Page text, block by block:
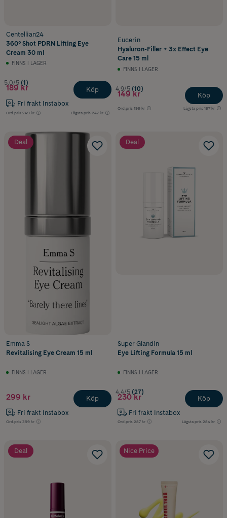
Centellian24
360º Shot PDRN Lifting Eye
Cream 30 ml
FINNS I LAGER
5.0/5 (1)
189 kr
Fri frakt Instabox
Ord.pris 249 kr Lägsta pris 247 kr
Köp
Eucerin
Hyaluron-Filler + 3x Effect Eye
Care 15 ml
FINNS I LAGER
4.9/5 (10)
149 kr
Ord.pris 199 kr Lägsta pris 197 kr
Köp
Deal
Emma S
Revitalising Eye Cream 15 ml
FINNS I LAGER
299 kr
Fri frakt Instabox
Ord.pris 399 kr
Köp
Deal
Super Glandin
Eye Lifting Formula 15 ml
FINNS I LAGER
4.4/5 (27)
230 kr
Fri frakt Instabox
Ord.pris 287 kr Lägsta pris 284 kr
Köp
Deal Nice Price